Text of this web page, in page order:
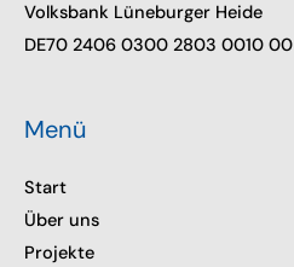
Volksbank Lüneburger Heide
DE70 2406 0300 2803 0010 00
Menü
Start
Über uns
Projekte